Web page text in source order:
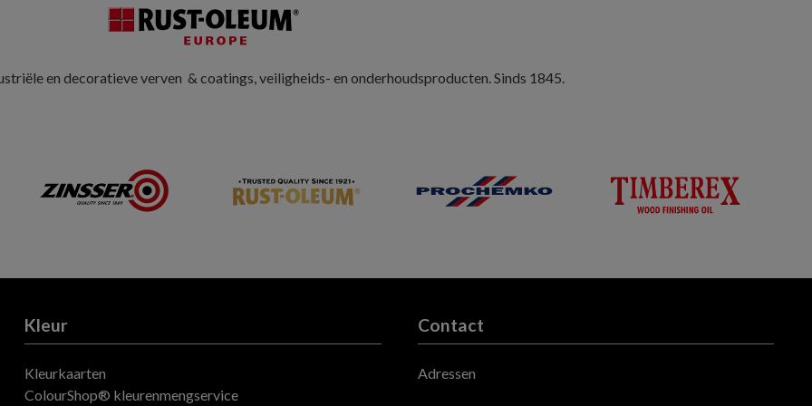
en decoratieve verven & coatings, veiligheids- en onderhoudsproducten. Sinds 1845.
Kleur
Kleurkaarten
ColourShop® kleurenmengservice
Contact
Adressen